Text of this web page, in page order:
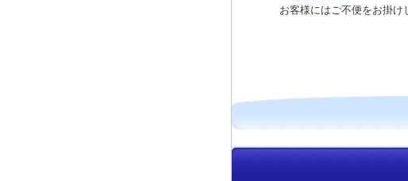
お客様にはご不便をお掛け